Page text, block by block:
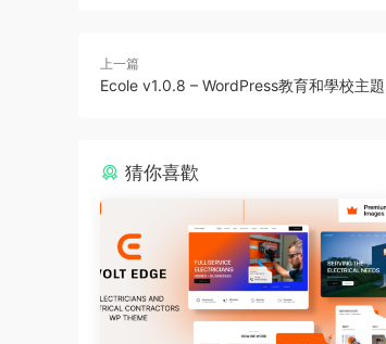
上一篇
Ecole v1.0.8 – WordPress教育和學校主題
猜你喜歡